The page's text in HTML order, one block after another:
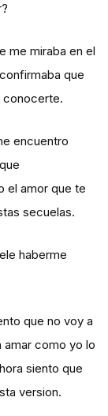
me miraba en el
que
conocerte.
encuentro
el amor que te
secuelas.
haberme
que no voy a
amar como yo lo
siento que
version.